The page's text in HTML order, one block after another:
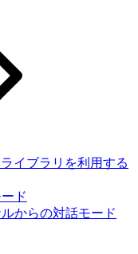
イブラリを利用する
ド
からの対話モード